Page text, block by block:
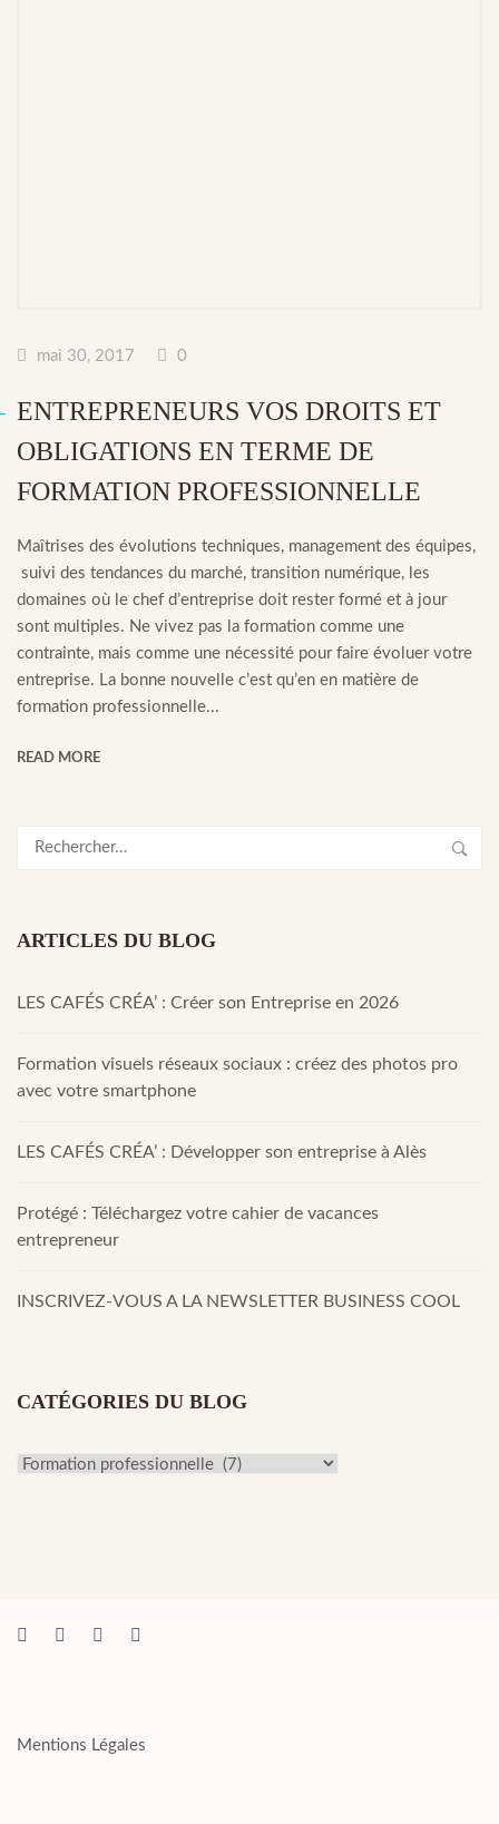
mai 30, 2017 0
ENTREPRENEURS VOS DROITS ET
OBLIGATIONS EN TERME DE
FORMATION PROFESSIONNELLE
Maîtrises des évolutions techniques, management des équipes,
suivi des tendances du marché, transition numérique, les
domaines où le chef d’entreprise doit rester formé et à jour
sont multiples. Ne vivez pas la formation comme une
contrainte, mais comme une nécessité pour faire évoluer votre
entreprise. La bonne nouvelle c’est qu’en en matière de
formation professionnelle...
READ MORE
Rechercher :
ARTICLES DU BLOG
LES CAFÉS CRÉA’ : Créer son Entreprise en 2026
Formation visuels réseaux sociaux : créez des photos pro
avec votre smartphone
LES CAFÉS CRÉA’ : Développer son entreprise à Alès
Protégé : Téléchargez votre cahier de vacances
entrepreneur
INSCRIVEZ-VOUS A LA NEWSLETTER BUSINESS COOL
CATÉGORIES DU BLOG
Catégories
Mentions Légales